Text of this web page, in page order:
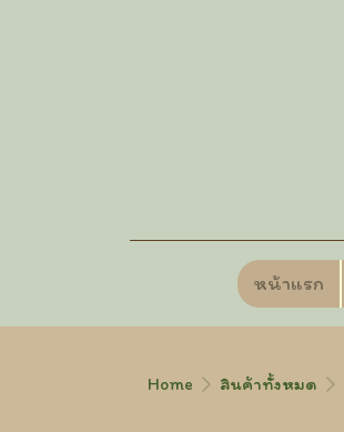
หน้าแรก
Home สินค้าทั้งหมด